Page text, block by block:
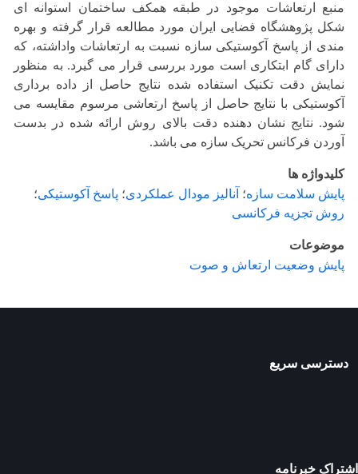
منبع ارتعاشات موجود در طبقه همکف ساختمان استوانه ای
شکل پژوهشگاه فضایی ایران مورد مطالعه قرار گرفته و بهره
مندی از پاسخ آکوستیکی سازه نسبت به ارتعاشات واداشته، که
دارای گام ابتکاری است مورد بررسی قرار می گیرد. به منظور
نمایش دقت تکنیک استفاده شده نتایج حاصل از داده برداری
آکوستیکی با نتایج حاصل از پاسخ ارتعاشی مرسوم مقایسه می
شود. نتایج نشان دهنده دقت بالای روش ارائه شده در بدست
آوردن فرکانس تحریک سازه می باشد.
کلیدواژه ها
پایش سلامت سازه؛ آنالیز مودال عملکردی؛ پاسخ آکوستیکی؛
روش تجزیه فرکانسی
موضوعات
پایش وضعیت ارتعاش و صوت
دسترسی سریع
اشتراک خبرنامه